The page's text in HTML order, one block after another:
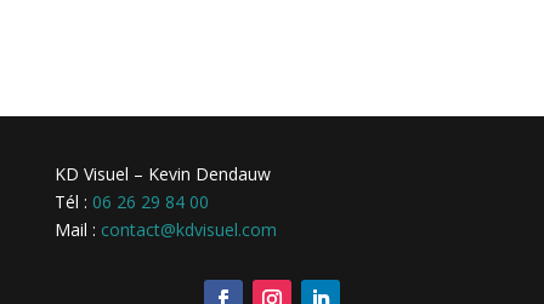
KD Visuel – Kevin Dendauw
Tél : 06 26 29 84 00
Mail : contact@kdvisuel.com